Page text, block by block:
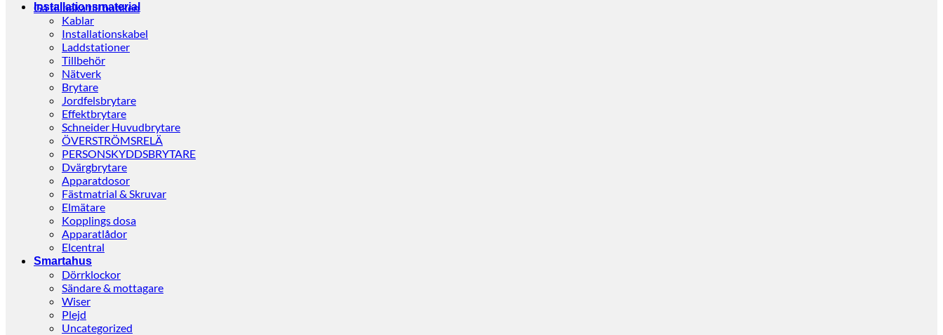
Gå tillbaka till butiken
Installationsmaterial
Kablar
Installationskabel
Laddstationer
Tillbehör
Nätverk
Brytare
Jordfelsbrytare
Effektbrytare
Schneider Huvudbrytare
ÖVERSTRÖMSRELÄ
PERSONSKYDDSBRYTARE
Dvärgbrytare
Apparatdosor
Fästmatrial & Skruvar
Elmätare
Kopplings dosa
Apparatlådor
Elcentral
Smartahus
Dörrklockor
Sändare & mottagare
Wiser
Plejd
Uncategorized